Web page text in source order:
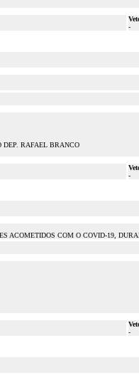
-
DEP. RAFAEL BRANCO
-
COM O COVID-19,
-